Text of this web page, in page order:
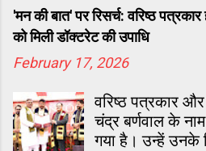
'मन की बात' पर रिसर्च: वरिष्ठ
को मिली डॉक्टरेट की उपाधि
February 17, 2026
वरिष्ठ पत्रकार
चंद्र बर्णवाल के
गया है। उन्हें उनके